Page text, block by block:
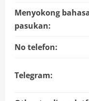
Menyokong
pasukan:
No telefon:
Telegram: